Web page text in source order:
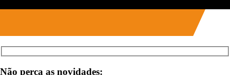
Não perca as novidades: